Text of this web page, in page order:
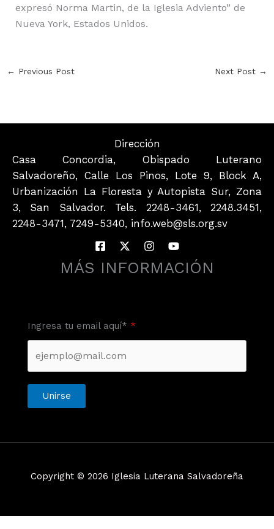
expresó Norma Martin, de la Iglesia Adviento” de
Nueva York, Estados Unidos.
← Previous Post Next Post →
Dirección
Casa Concordia, Obispado Luterano
Salvadoreño, Calle Los Pinos, Lote 9, Block A,
Urbanización La Floresta y Autopista Sur, Zona
3, San Salvador. Tels. 2248-3461, 2248.3451,
2248-3471, 7249-5340, info.web@sls.org.sv
MÁS INFORMACIÓN
Ingresa tu email aquí*
Unirse
Copyright © 2026 Iglesia Luterana Salvadoreña